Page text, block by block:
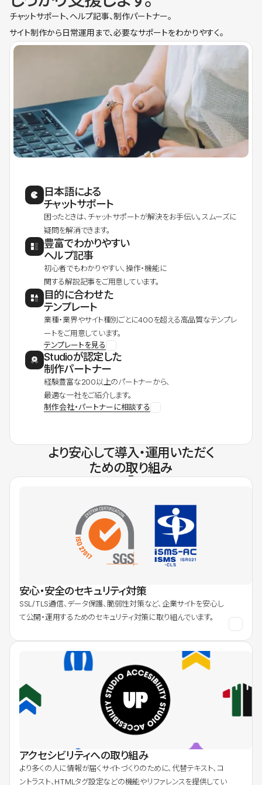
チャットサポート、ヘルプ記事、制作パートナー。
サイト制作から日常運用まで、必要なサポートをわかりやすく。
日本語による
チャットサポート
困ったときは、チャットサポートが解決をお手伝い。スムーズに
疑問を解消できます。
豊富でわかりやすい
ヘルプ記事
初心者でもわかりやすい、操作・機能に
関する解説記事をご用意しています。
目的に合わせた
テンプレート
業種・業界やサイト種別ごとに400を超える高品質なテンプレ
ートをご用意しています。
テンプレートを見る
Studioが認定した
制作パートナー
経験豊富な200以上のパートナーから、
最適な一社をご紹介します。
制作会社・パートナーに相談する
より安心して導入・運用いただく
ための取り組み
安心・安全のセキュリティ対策
SSL/TLS通信、データ保護、脆弱性対策など、企業サイトを安心し
て公開・運用するためのセキュリティ対策に取り組んでいます。
アクセシビリティへの取り組み
より多くの人に情報が届くサイトづくりのために、代替テキスト、コ
ントラスト、HTMLタグ設定などの機能やリファレンスを提供してい